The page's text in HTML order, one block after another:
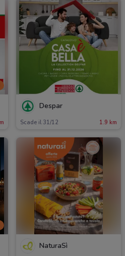
Despar
Scade il 31/12 1.9 km
NaturaSì